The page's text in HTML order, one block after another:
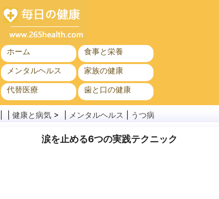
ホーム
食事と栄養
メンタルヘルス
家族の健康
代替医療
歯と口の健康
がん
健康と病気 > | メンタルヘルス うつ病
涙を止める6つの実践テクニック